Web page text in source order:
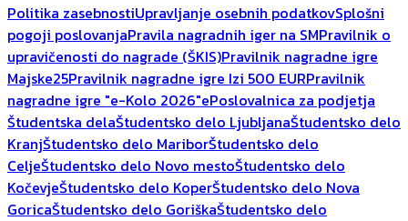
Politika zasebnostiUpravljanje osebnih podatkovSplošni
pogoji poslovanjaPravila nagradnih iger na SMPravilnik o
upravičenosti do nagrade (ŠKIS)Pravilnik nagradne igre
Majske25Pravilnik nagradne igre Izi 500 EURPravilnik
nagradne igre "e-Kolo 2026"ePoslovalnica za podjetja
Študentska delaŠtudentsko delo LjubljanaŠtudentsko delo
KranjŠtudentsko delo MariborŠtudentsko delo
CeljeŠtudentsko delo Novo mestoŠtudentsko delo
KočevjeŠtudentsko delo KoperŠtudentsko delo Nova
GoricaŠtudentsko delo GoriškaŠtudentsko delo